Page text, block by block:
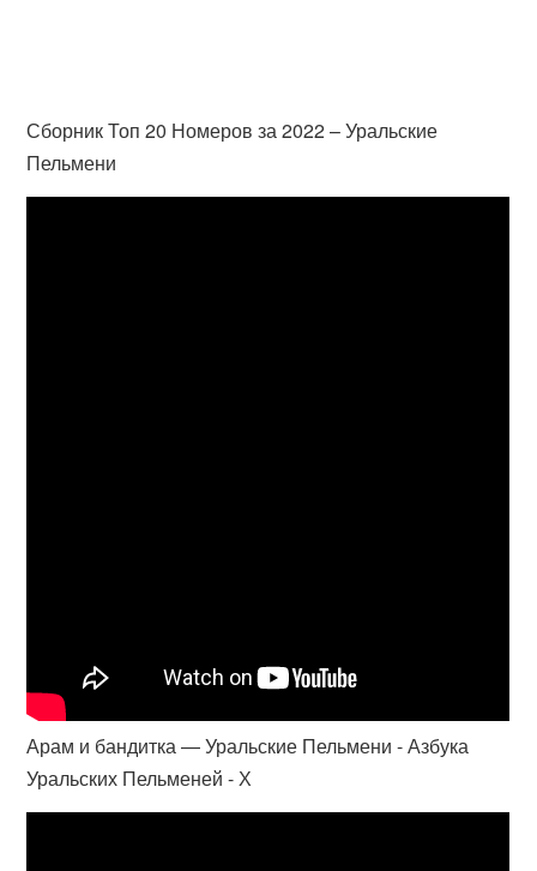
Сборник Топ 20 Номеров за 2022 – Уральские
Пельмени
Арам и бандитка — Уральские Пельмени - Азбука
Уральских Пельменей - Х